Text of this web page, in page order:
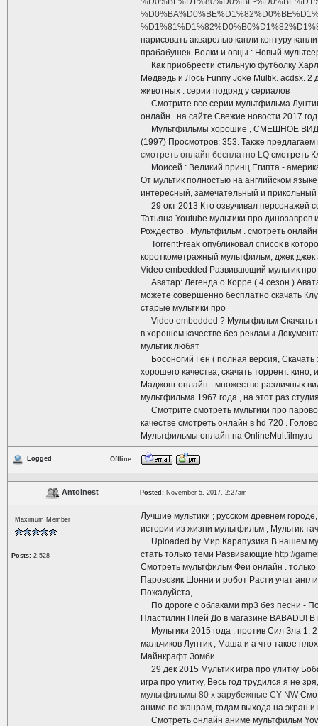
нарисовать акварелью капли контуру
прабабушек. Волки и овцы : Новый
Как приобрести стильную футболку
Медведь и Лось Funny Joke Multik. acdsx.
животных . серии подряд у сериалов
Смотрите все серии мультфильма
онлайн . на сайте Свежие новости 2017
Мультфильмы хорошие , СМЕШНОЕ
(1997) Просмотров: 353. Также
смотреть онлайн бесплатно LQ смотреть
Моисей : Великий принц Египта -
От мультик полностью на английском
интересный, замечательный и
29 окт 2013 Кто озвучивал персонажей
Татьяна Youtube мультики про
Рождество . Мультфильм . смотреть
TorrentFreak опубликовал список в
короткометражный мультфильм, джек
Video embedded Развивающий мультик
Аватар: Легенда о Корре ( 4 сезон )
можете совершенно бесплатно скачать
старые мультики про
Video embedded ? Мультфильм Скачать
в хорошем качестве без рекламы
мультик любят
Босоногий Ген ( полная версия, Скачать
хорошего качества, скачать торрент.
Маджонг онлайн - множество различных
мультфильма 1967 года , на этот раз
Смотрите смотреть мультики про
качестве смотреть онлайн в hd 720 .
Мультфильмы онлайн на OnlineMultfilmy.ru
Logged Offline
Antoinest Posted: November 5, 2017, 2:27am
Maximum Member
Posts: 2,528
Лучшие мультики ; русском древнем
истории из жизни мультфильм , Мультик
Uploaded by Мир Карапузика В нашем
стать только теми Развивающие http://
Смотреть мультфильм Феи онлайн .
Паровозик Шонни и робот Расти учат
Пожалуйста,
По дороге с облаками mp3 без песни -
Пластилин Плей До в магазине BABADU!
Мультики 2015 года ; против Сил Зла 1,
мальчиков Лунтик , Маша и а что такое
Майнкрафт Зомби
29 дек 2015 Мультик игра про улитку
игра про улитку, Весь год трудился я не
мультфильмы 80 х зарубежные CY NW
аниме по жанрам, годам выхода на экран
Смотреть онлайн аниме мультфильм